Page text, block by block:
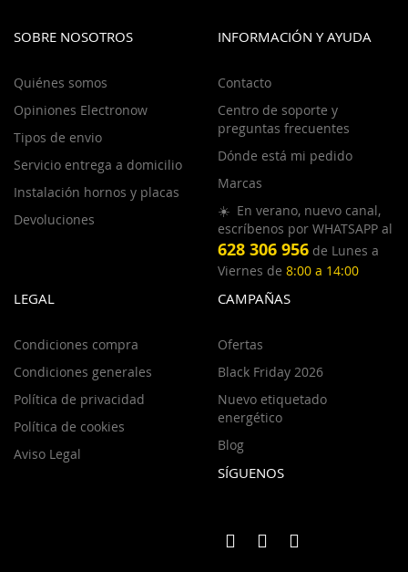
SOBRE NOSOTROS
Quiénes somos
Opiniones Electronow
Tipos de envio
Servicio entrega a domicilio
Instalación hornos y placas
Devoluciones
INFORMACIÓN Y AYUDA
Contacto
Centro de soporte y
preguntas frecuentes
Dónde está mi pedido
Marcas
☀️ En verano, nuevo canal,
escríbenos por WHATSAPP al
628 306 956 de Lunes a
Viernes de 8:00 a 14:00
LEGAL
Condiciones compra
Condiciones generales
Política de privacidad
Política de cookies
Aviso Legal
CAMPAÑAS
Ofertas
Black Friday 2026
Nuevo etiquetado
energético
Blog
SÍGUENOS